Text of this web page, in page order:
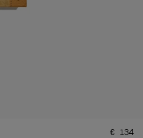
Preço:
€ 134